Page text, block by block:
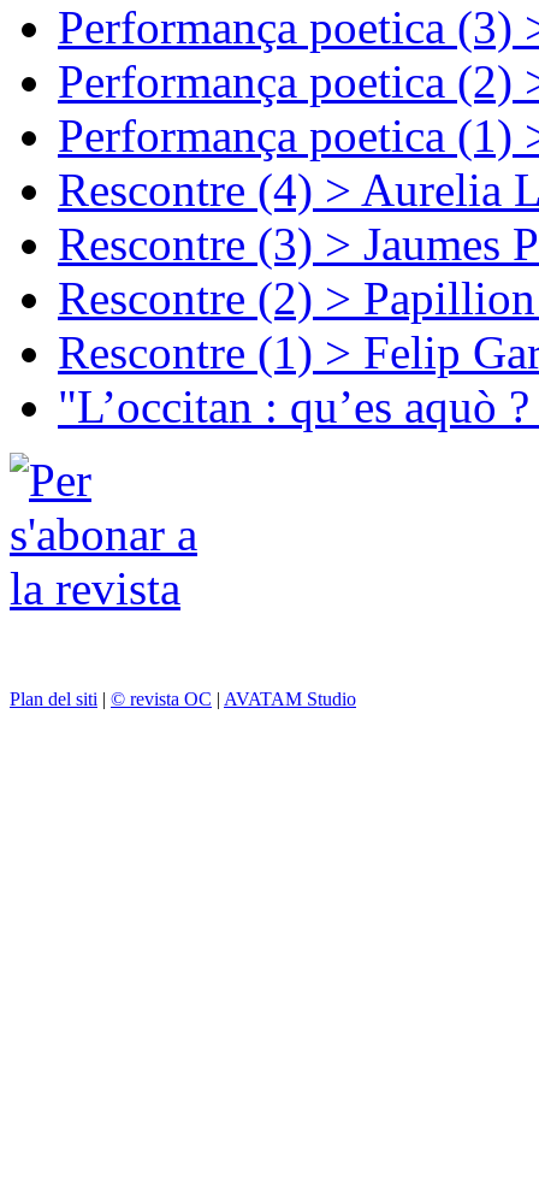
Performança poetica (3)
Performança poetica (2)
Performança poetica (1)
Rescontre (4) > Aurelia
Rescontre (3) > Jaumes
Rescontre (2) >
Rescontre (1) > Felip
"L’occitan : qu’es aquò
Plan del siti | © revista OC | AVATAM Studio